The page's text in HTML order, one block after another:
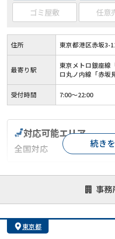
ゴミ屋敷
任意
住所 東京都港区赤坂3-
最寄り駅
東京メトロ銀座線
ロ丸ノ内線「赤坂
受付時間 7:00〜22:00
事務
対応可能エリア
全国対応
対応が親身 オンライ
1億円以上
続き
東京都